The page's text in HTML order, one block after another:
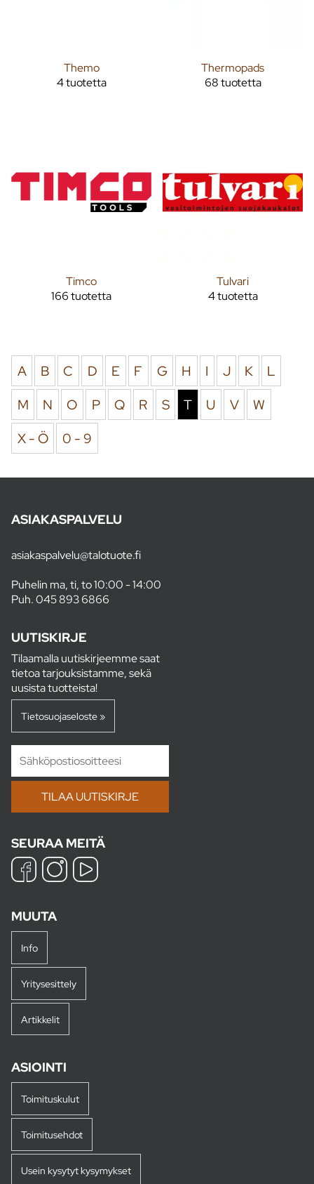
Themo
4 tuotetta
Thermopads
68 tuotetta
Timco
166 tuotetta
Tulvari
4 tuotetta
A B C D E F G H I J K
L
M
N O P Q R S T U V
W
X - Ö
0 - 9
ASIAKASPALVELU
asiakaspalvelu@talotuote.fi
Puhelin ma, ti, to 10:00 - 14:00
Puh.045 893 6866
UUTISKIRJE
Tilaamalla uutiskirjeemme saat
tietoa tarjouksistamme, sekä
uusista tuotteista!
Tietosuojaseloste »
SEURAA MEITÄ
MUUTA
Info
Yritysesittely
Artikkelit
ASIOINTI
Toimituskulut
Toimitusehdot
Usein kysytyt kysymykset